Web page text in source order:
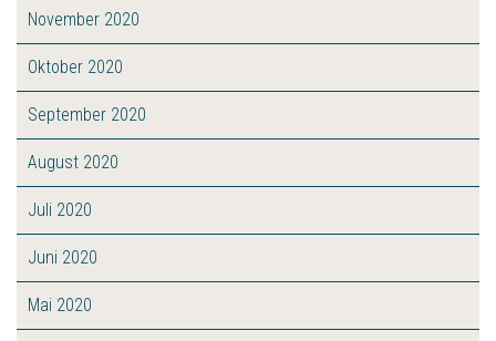
November 2020
Oktober 2020
September 2020
August 2020
Juli 2020
Juni 2020
Mai 2020